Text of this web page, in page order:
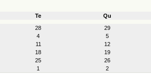
Te
Qu
28
29
4
5
11
12
18
19
25
26
1 2